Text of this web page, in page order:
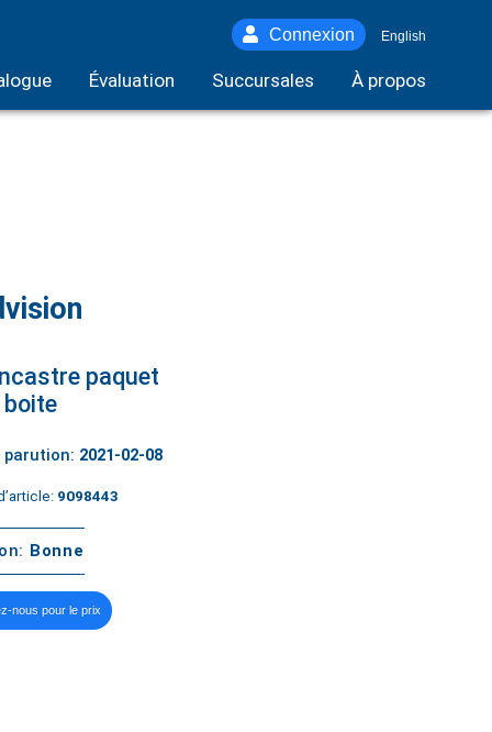
Connexion English
Évaluation Succursales À propos
paquet
boite
parution: 2021-02-08
9098443
Bonne
nous pour le prix